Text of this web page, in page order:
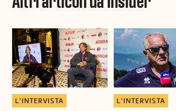
L'INTERVISTA L'INTERVISTA